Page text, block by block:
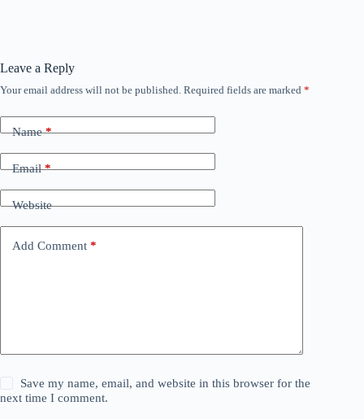
Leave a Reply
Your email address will not be published. Required fields are marked *
Name*
Email*
Website
Add Comment *
Save my name, email, and website in this browser for the
next time I comment.